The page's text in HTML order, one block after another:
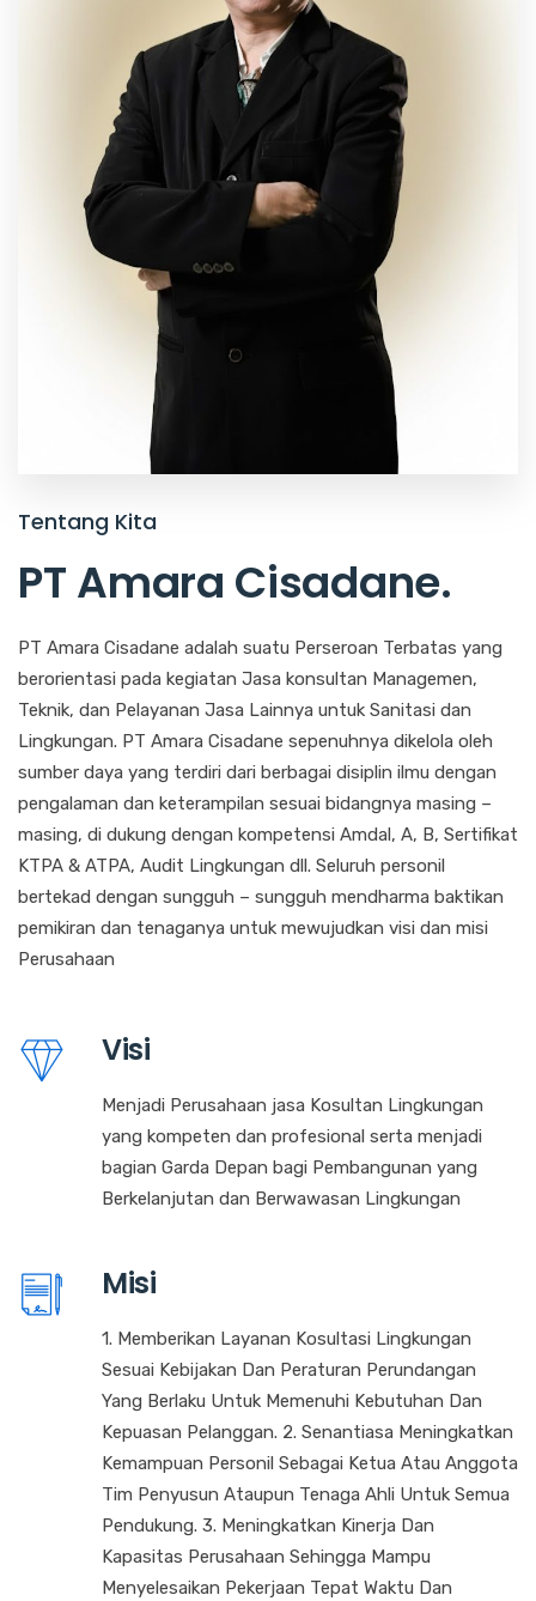
Tentang Kita
PT Amara Cisadane.
PT Amara Cisadane adalah suatu Perseroan Terbatas yang
berorientasi pada kegiatan Jasa konsultan Managemen,
Teknik, dan Pelayanan Jasa Lainnya untuk Sanitasi dan
Lingkungan. PT Amara Cisadane sepenuhnya dikelola oleh
sumber daya yang terdiri dari berbagai disiplin ilmu dengan
pengalaman dan keterampilan sesuai bidangnya masing –
masing, di dukung dengan kompetensi Amdal, A, B, Sertifikat
KTPA & ATPA, Audit Lingkungan dll. Seluruh personil
bertekad dengan sungguh – sungguh mendharma baktikan
pemikiran dan tenaganya untuk mewujudkan visi dan misi
Perusahaan
Visi
Menjadi Perusahaan jasa Kosultan Lingkungan
yang kompeten dan profesional serta menjadi
bagian Garda Depan bagi Pembangunan yang
Berkelanjutan dan Berwawasan Lingkungan
Misi
1. Memberikan Layanan Kosultasi Lingkungan
Sesuai Kebijakan Dan Peraturan Perundangan
Yang Berlaku Untuk Memenuhi Kebutuhan Dan
Kepuasan Pelanggan. 2. Senantiasa Meningkatkan
Kemampuan Personil Sebagai Ketua Atau Anggota
Tim Penyusun Ataupun Tenaga Ahli Untuk Semua
Pendukung. 3. Meningkatkan Kinerja Dan
Kapasitas Perusahaan Sehingga Mampu
Menyelesaikan Pekerjaan Tepat Waktu Dan